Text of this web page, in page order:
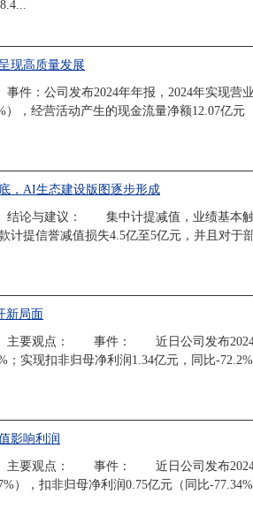
现高质量发展
公司发布2024年年报，2024年实现营业
），经营活动产生的现金流量净额12.07亿
，AI生态建设版图逐步形成
建议： 集中计提减值，业绩基本触底
计提信誉减值损失4.5亿至5亿元，并且对
新局面
观点： 事件： 近日公司发布2024年三
；实现扣非归母净利润1.34亿元，同
影响利润
观点： 事件： 近日公司发布2024年度
），扣非归母净利润0.75亿元（同比